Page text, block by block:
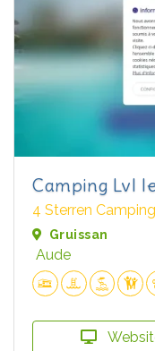
Camping Lvl
4 Sterren Camping
Gruissan
Aude